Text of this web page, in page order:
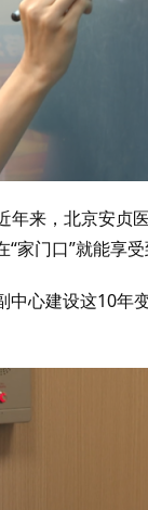
来，北京安贞
门口”就能享受
心建设这10年